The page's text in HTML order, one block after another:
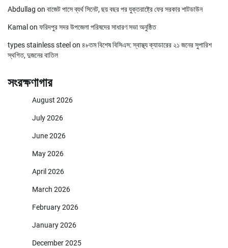
Abdullag on বাজেট পাসে ব্যর্থ সিনেট, ছয় বছর পর যুক্তরাষ্ট্রে ফের সরকার শাটডাউন
Kamal on ফরিদপুর সদর উপজেলা পরিষদের সাধারণ সভা অনুষ্ঠিত
types stainless steel on ৪৮তম বিশেষ বিসিএস: স্বাস্থ্য ক্যাডারের ২১ জনের সুপারিশ
স্থগিত, দুজনের বাতিল
সংরক্ষণাগার
August 2026
July 2026
June 2026
May 2026
April 2026
March 2026
February 2026
January 2026
December 2025